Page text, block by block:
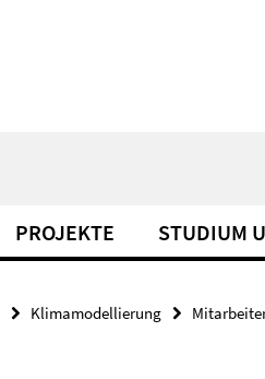
PROJEKTE STUDIUM
Klimamodellierung